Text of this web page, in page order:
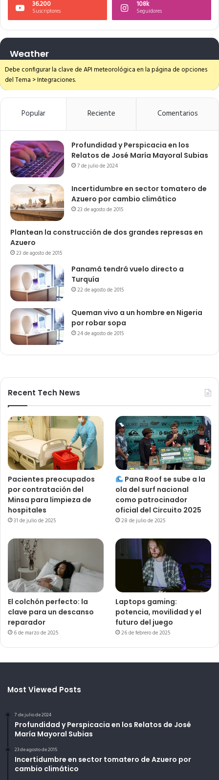
36.200
Suscriptores
108k
Seguidores
Weather
Debe configurar la clave de API meteorológica en la página de opciones
del Tema > Integraciones.
Popular Reciente Comentarios
Profundidad y Perspicacia en los
Relatos de José María Mayoral Subias
7 de julio de 2024
Incertidumbre en sector tomatero de
Azuero por cambio climático
23 de agosto de 2015
Plantean la construcción de dos grandes represas en
Azuero
23 de agosto de 2015
Panamá tendrá vuelo directo a
Turquía
22 de agosto de 2015
Queman vivo a un hombre en Nigeria
por robar sopa
24 de agosto de 2015
Recent Tech News
Pacientes preocupados
por contratación del
Minsa para limpieza de
hospitales
31 de julio de 2025
Pana Roof se sube a la
ola del surf nacional
como patrocinador
oficial del Circuito 2025
28 de julio de 2025
El colchón perfecto: la
clave para un descanso
reparador
6 de marzo de 2025
Laptops gaming:
potencia, movilidad y el
futuro del juego
26 de febrero de 2025
Most Viewed Posts
7 de julio de 2024
Profundidad y Perspicacia en los Relatos de José
María Mayoral Subias
23 de agosto de 2015
Incertidumbre en sector tomatero de Azuero por
cambio climático